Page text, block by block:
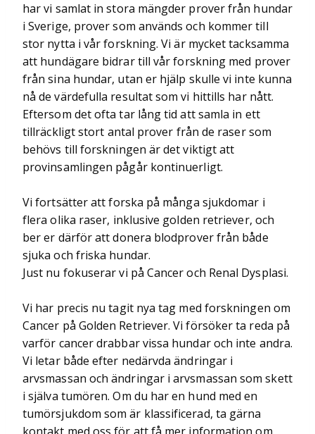
har vi samlat in stora mängder prover från hundar
i Sverige, prover som används och kommer till
stor nytta i vår forskning. Vi är mycket tacksamma
att hundägare bidrar till vår forskning med prover
från sina hundar, utan er hjälp skulle vi inte kunna
nå de värdefulla resultat som vi hittills har nått.
Eftersom det ofta tar lång tid att samla in ett
tillräckligt stort antal prover från de raser som
behövs till forskningen är det viktigt att
provinsamlingen pågår kontinuerligt.
Vi fortsätter att forska på många sjukdomar i
flera olika raser, inklusive golden retriever, och
ber er därför att donera blodprover från både
sjuka och friska hundar.
Just nu fokuserar vi på Cancer och Renal Dysplasi.
Vi har precis nu tagit nya tag med forskningen om
Cancer på Golden Retriever. Vi försöker ta reda på
varför cancer drabbar vissa hundar och inte andra.
Vi letar både efter nedärvda ändringar i
arvsmassan och ändringar i arvsmassan som skett
i själva tumören. Om du har en hund med en
tumörsjukdom som är klassificerad, ta gärna